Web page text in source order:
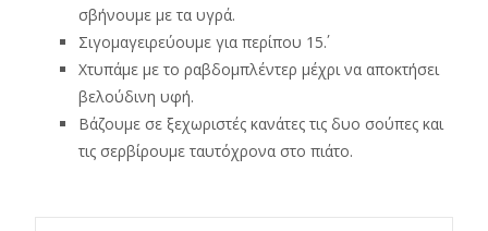
σβήνουμε με τα υγρά.
Σιγομαγειρεύουμε για περίπου 15΄.
Χτυπάμε με το ραβδομπλέντερ μέχρι να αποκτήσει
βελούδινη υφή.
Βάζουμε σε ξεχωριστές κανάτες τις δυο σούπες και
τις σερβίρουμε ταυτόχρονα στο πιάτο.